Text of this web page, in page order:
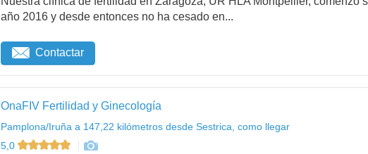
año 2016 y desde entonces no ha cesado en...
Contactar
OnaFIV Fertilidad y Ginecología
Pamplona/Iruña a 147,22 kilómetros desde Sestrica, como llegar
5,0